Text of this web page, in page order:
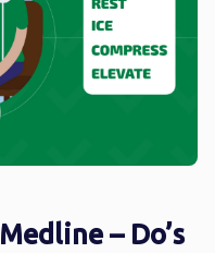
– Do’s